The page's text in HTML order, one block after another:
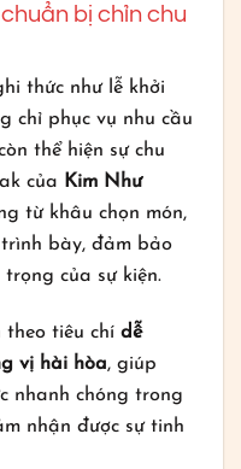
bị chỉn chu
thức như lễ khởi
chỉ phục vụ nhu cầu
thể hiện sự chu
của
Kim Như
từ khâu chọn món,
bày, đảm bảo
của sự kiện.
theo tiêu chídễ
vị hài hòa, giúp
nhanh chóng trong
nhận được sự tinh